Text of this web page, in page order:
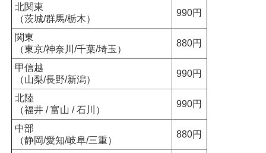
北関東
（茨城/群馬/栃木）
990円
関東
（東京/神奈川/千葉/埼玉）
880円
甲信越
（山梨/長野/新潟）
990円
北陸
（福井 / 富山 / 石川）
990円
中部
（静岡/愛知/岐阜/三重）
880円